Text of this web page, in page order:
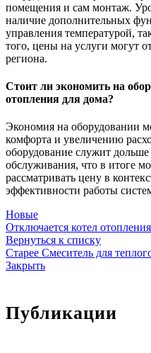
помещения и сам монтаж.
наличие дополнительных
управления температурой,
того, цены на услуги могут
региона.
Стоит ли экономить на
отопления для дома?
Экономия на оборудовании
комфорта и увеличению
оборудование служит
обслуживания, что в итоге
рассматривать цену в
эффективности работы
Новые
Отключается котел отопления
Вернуться к списку
Старее Смеситель для
Закрыть
Публикации